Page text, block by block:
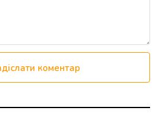
коментар